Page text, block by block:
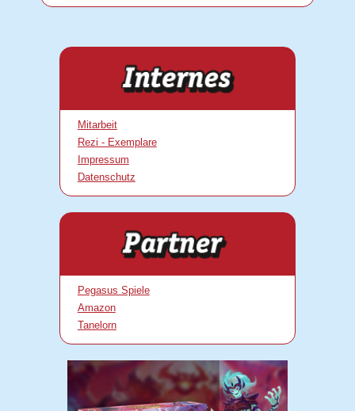
Mitarbeit
Rezi - Exemplare
Impressum
Datenschutz
Pegasus Spiele
Amazon
Tanelorn